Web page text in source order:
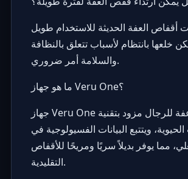
العفة الحديثة للاستخدام طويل
خلعها بانتظام لأسباب تتعلق بالنظافة
والسلامة أمر ضروري.
ما هو جهاز Veru One؟
جهاز Veru One هو جهاز عفة للرجال مزود بتقنية
ويتتبع البيانات الفسيولوجية في
مما يوفر بديلاً سريًا ومريحًا للأقفاص
التقليدية.